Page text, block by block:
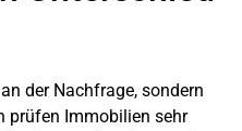
der Nachfrage, sondern
prüfen Immobilien sehr